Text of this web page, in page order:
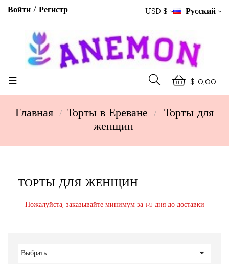
Войти Регистр USD $ Русский
$ 0,00
Toggle
☰
Главная Торты в Ереване
Торты для
женщин
ТОРТЫ ДЛЯ ЖЕНЩИН
Пожалуйста, заказывайте минимум за 1-2 дня до доставки
Выбрать 